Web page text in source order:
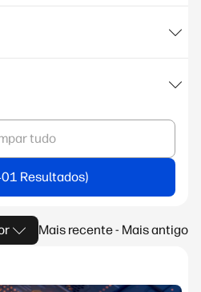
tudo
Mais recente - Mais antigo